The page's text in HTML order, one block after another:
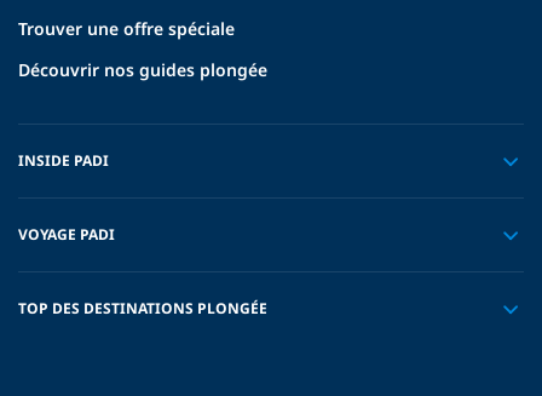
Trouver une offre spéciale
Découvrir nos guides plongée
INSIDE PADI
VOYAGE PADI
TOP DES DESTINATIONS PLONGÉE